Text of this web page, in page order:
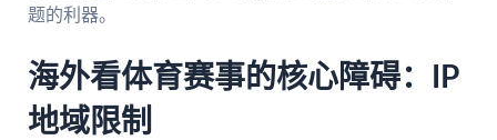
题的利器。
海外看体育赛事的核心障碍：IP
地域限制